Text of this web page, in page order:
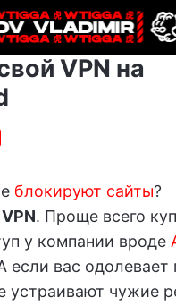
VPN на
блокируют сайты?
VPN. Проще всего
у компании вроде
если вас одолевает
устраивают чужие